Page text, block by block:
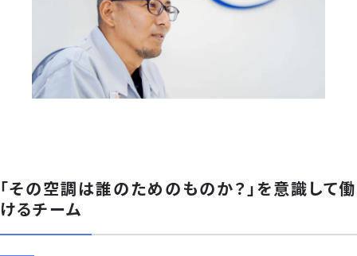
「その空調は誰のためのものか？」を意識して働
けるチーム